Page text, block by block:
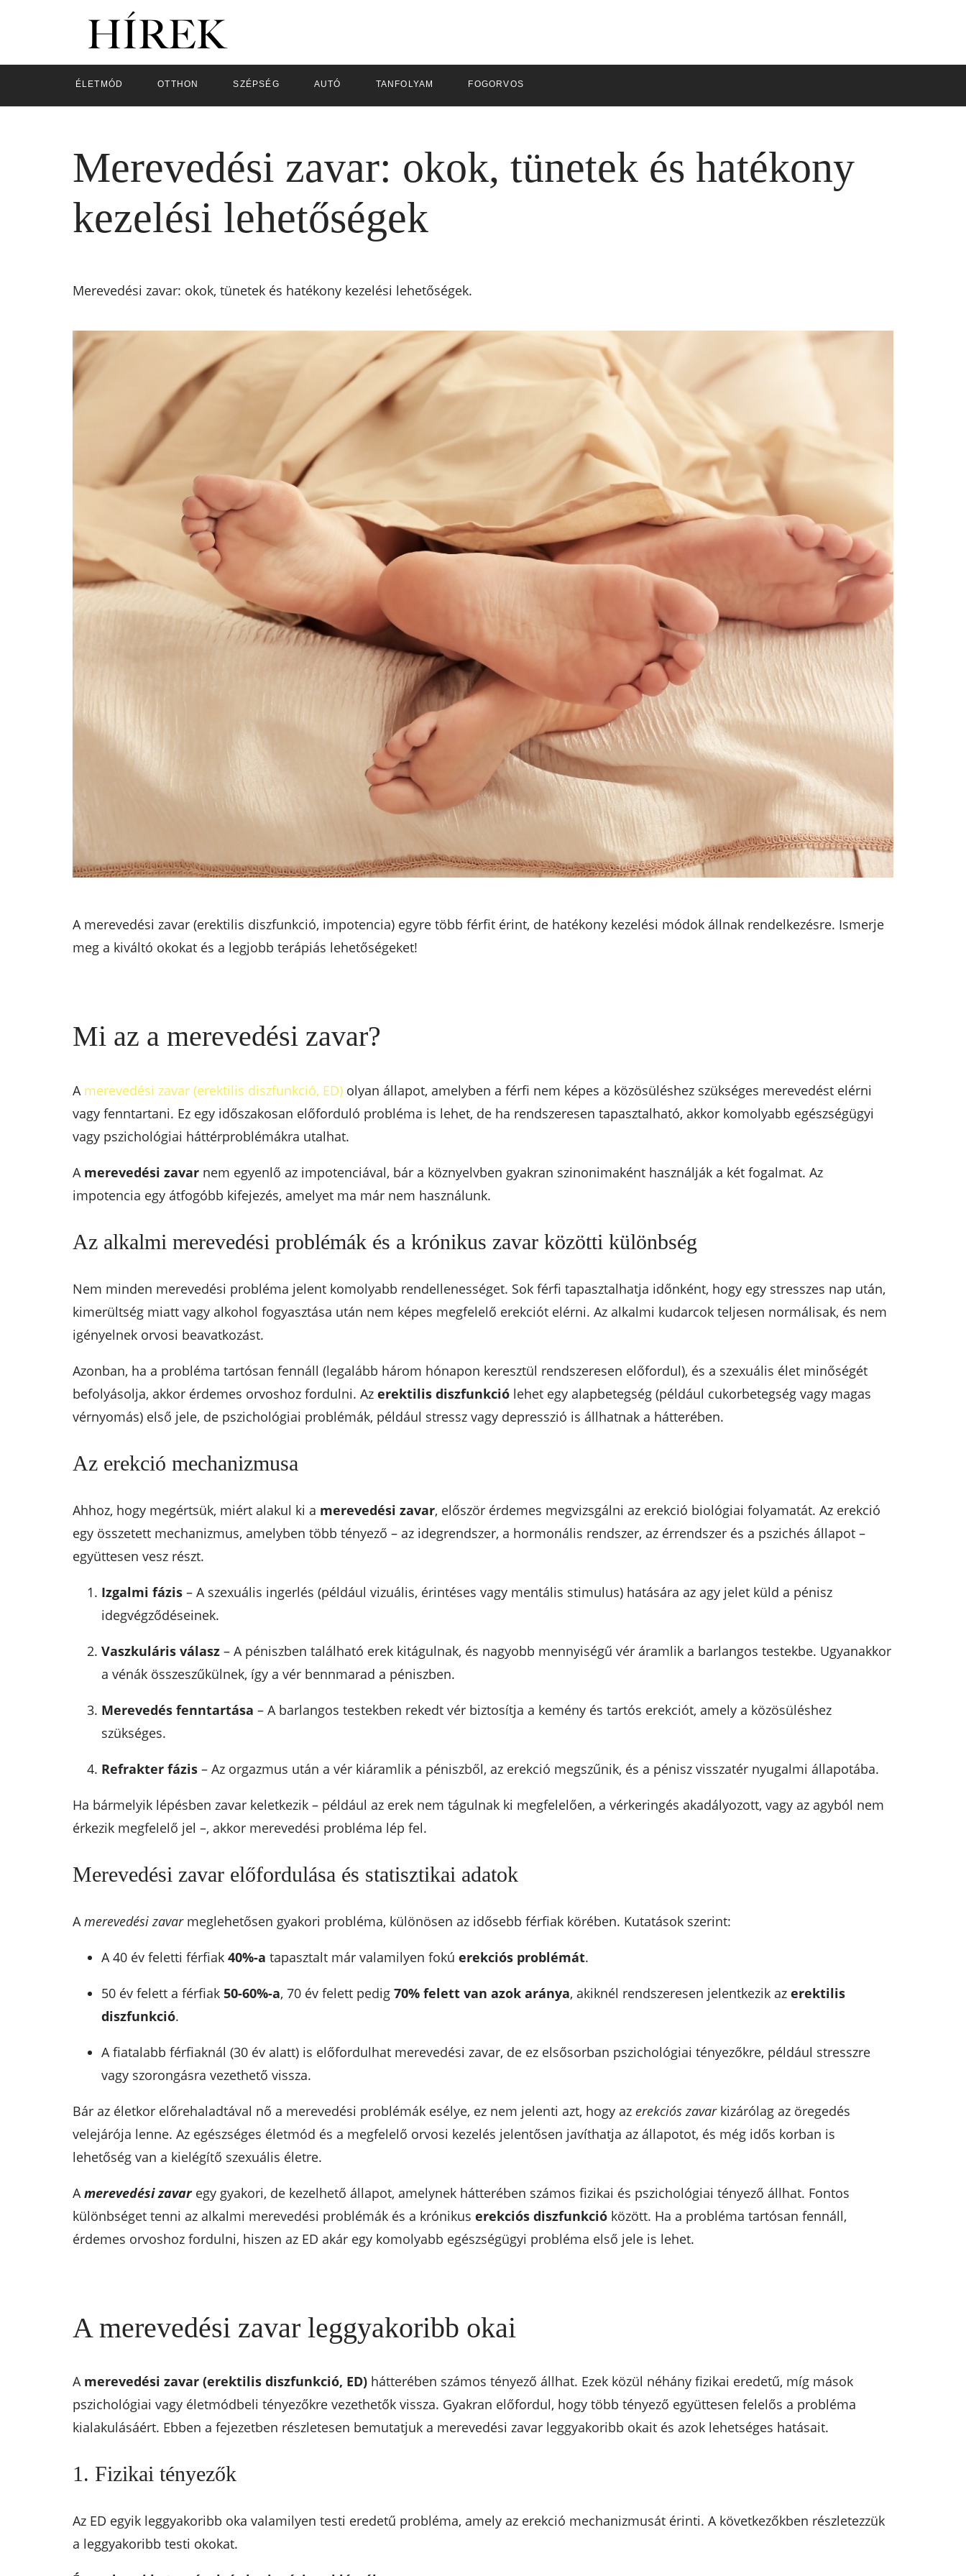
ÉLETMÓD OTTHON SZÉPSÉG AUTÓ TANFOLYAM FOGORVOS
Merevedési zavar: okok, tünetek és hatékony
kezelési lehetőségek
Merevedési zavar: okok, tünetek és hatékony kezelési lehetőségek.
A merevedési zavar (erektilis diszfunkció, impotencia) egyre több férfit érint, de hatékony kezelési módok állnak rendelkezésre. Ismerje
meg a kiváltó okokat és a legjobb terápiás lehetőségeket!
Mi az a merevedési zavar?
A merevedési zavar (erektilis diszfunkció, ED)olyan állapot, amelyben a férfi nem képes a közösüléshez szükséges merevedést elérni
vagy fenntartani. Ez egy időszakosan előforduló probléma is lehet, de ha rendszeresen tapasztalható, akkor komolyabb egészségügyi
vagy pszichológiai háttérproblémákra utalhat.
A merevedési zavarnem egyenlő az impotenciával, bár a köznyelvben gyakran szinonimaként használják a két fogalmat. Az
impotencia egy átfogóbb kifejezés, amelyet ma már nem használunk.
Az alkalmi merevedési problémák és a krónikus zavar közötti különbség
Nem minden merevedési probléma jelent komolyabb rendellenességet. Sok férfi tapasztalhatja időnként, hogy egy stresszes nap után,
kimerültség miatt vagy alkohol fogyasztása után nem képes megfelelő erekciót elérni. Az alkalmi kudarcok teljesen normálisak, és nem
igényelnek orvosi beavatkozást.
Azonban, ha a probléma tartósan fennáll (legalább három hónapon keresztül rendszeresen előfordul), és a szexuális élet minőségét
befolyásolja, akkor érdemes orvoshoz fordulni. Az erektilis diszfunkciólehet egy alapbetegség (például cukorbetegség vagy magas
vérnyomás) első jele, de pszichológiai problémák, például stressz vagy depresszió is állhatnak a hátterében.
Az erekció mechanizmusa
Ahhoz, hogy megértsük, miért alakul ki a merevedési zavar, először érdemes megvizsgálni az erekció biológiai folyamatát. Az erekció
egy összetett mechanizmus, amelyben több tényező – az idegrendszer, a hormonális rendszer, az érrendszer és a pszichés állapot –
együttesen vesz részt.
Izgalmi fázis– A szexuális ingerlés (például vizuális, érintéses vagy mentális stimulus) hatására az agy jelet küld a pénisz
idegvégződéseinek.
Vaszkuláris válasz– A péniszben található erek kitágulnak, és nagyobb mennyiségű vér áramlik a barlangos testekbe. Ugyanakkor
a vénák összeszűkülnek, így a vér bennmarad a péniszben.
Merevedés fenntartása – A barlangos testekben rekedt vér biztosítja a kemény és tartós erekciót, amely a közösüléshez
szükséges.
Refrakter fázis– Az orgazmus után a vér kiáramlik a péniszből, az erekció megszűnik, és a pénisz visszatér nyugalmi állapotába.
Ha bármelyik lépésben zavar keletkezik – például az erek nem tágulnak ki megfelelően, a vérkeringés akadályozott, vagy az agyból nem
érkezik megfelelő jel –, akkor merevedési probléma lép fel.
Merevedési zavar előfordulása és statisztikai adatok
A merevedési zavarmeglehetősen gyakori probléma, különösen az idősebb férfiak körében. Kutatások szerint:
A 40 év feletti férfiak 40%-a tapasztalt már valamilyen fokú erekciós problémát.
50 év felett a férfiak 50-60%-a, 70 év felett pedig 70% felett van azok aránya, akiknél rendszeresen jelentkezik az erektilis
diszfunkció.
A fiatalabb férfiaknál (30 év alatt) is előfordulhat merevedési zavar, de ez elsősorban pszichológiai tényezőkre, például stresszre
vagy szorongásra vezethető vissza.
Bár az életkor előrehaladtával nő a merevedési problémák esélye, ez nem jelenti azt, hogy az erekciós zavarkizárólag az öregedés
velejárója lenne. Az egészséges életmód és a megfelelő orvosi kezelés jelentősen javíthatja az állapotot, és még idős korban is
lehetőség van a kielégítő szexuális életre.
A merevedési zavaregy gyakori, de kezelhető állapot, amelynek hátterében számos fizikai és pszichológiai tényező állhat. Fontos
különbséget tenni az alkalmi merevedési problémák és a krónikus erekciós diszfunkcióközött. Ha a probléma tartósan fennáll,
érdemes orvoshoz fordulni, hiszen az ED akár egy komolyabb egészségügyi probléma első jele is lehet.
A merevedési zavar leggyakoribb okai
A merevedési zavar (erektilis diszfunkció, ED)hátterében számos tényező állhat. Ezek közül néhány fizikai eredetű, míg mások
pszichológiai vagy életmódbeli tényezőkre vezethetők vissza. Gyakran előfordul, hogy több tényező együttesen felelős a probléma
kialakulásáért. Ebben a fejezetben részletesen bemutatjuk a merevedési zavar leggyakoribb okait és azok lehetséges hatásait.
1. Fizikai tényezők
Az ED egyik leggyakoribb oka valamilyen testi eredetű probléma, amely az erekció mechanizmusát érinti. A következőkben részletezzük
a leggyakoribb testi okokat.